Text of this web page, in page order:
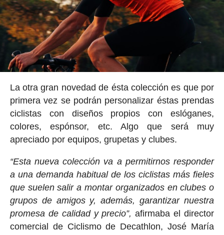
La otra gran novedad de ésta colección es que por
primera vez se podrán personalizar éstas prendas
ciclistas con diseños propios con eslóganes,
colores, espónsor, etc. Algo que será muy
apreciado por equipos, grupetas y clubes.
“Esta nueva colección va a permitirnos responder
a una demanda habitual de los ciclistas más fieles
que suelen salir a montar organizados en clubes o
grupos de amigos y, además, garantizar nuestra
promesa de calidad y precio”, afirmaba el director
comercial de Ciclismo de Decathlon, José María